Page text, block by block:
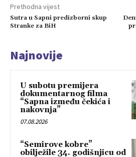
Prethodna vijest
Sutra u Sapni predizborni skup
Stranke za BiH
Najnovije
U subotu premijera
dokumentarnog filma
“Sapna između čekića i
nakovnja”
07.08.2026
“Semirove kobre”
obilježile 34. godišnjicu od